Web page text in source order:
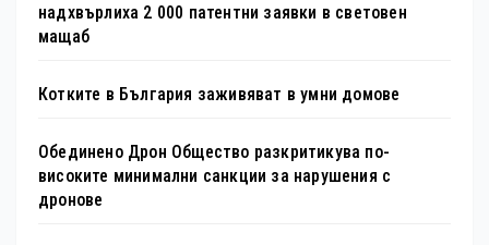
надхвърлиха 2 000 патентни заявки в световен
мащаб
Котките в България заживяват в умни домове
Обединено Дрон Общество разкритикува по-
високите минимални санкции за нарушения с
дронове